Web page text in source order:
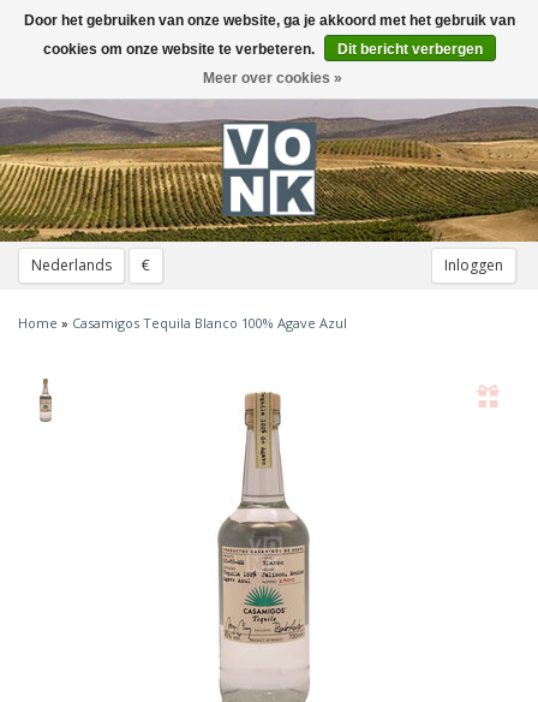
Nederlands € Inloggen
Toggle
navigation
Home » Casamigos Tequila Blanco 100% Agave Azul
Door het gebruiken van onze website, ga je akkoord met het gebruik van
cookies om onze website te verbeteren.
Dit bericht verbergen
Meer over cookies »